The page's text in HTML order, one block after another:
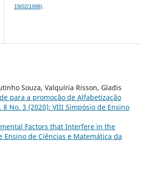
19/02/1998)
Souza, Valquíria Risson, Gladis
para a promoção de Alfabetização
No. 3 (2020): VIII Simpósio de Ensino
Factors that Interfere in the
de Ciências e Matemática da